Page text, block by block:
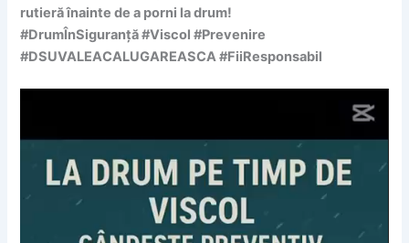
rutieră înainte de a porni la drum!
#DrumÎnSiguranță #Viscol #Prevenire
#DSUVALEACALUGAREASCA #FiiResponsabil